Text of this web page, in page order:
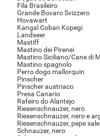
Fila Brasileiro
Grande Bovaro Svizzero
Hovawart
Kangal Coban Kopegi
Landseer
Mastiff
Mastino dei Pirenei
Mastino Siciliano/Cane di
Mastino spagnolo
Perro dogo mallorquin
Pinscher
Pinscher austriaco
Presa Canario
Rafeiro do Alantejo
Riesenschnauzer, nero
Riesenschnauzer, nero e
Riesenschnauzer, pepe sale
Schnauzer, nero